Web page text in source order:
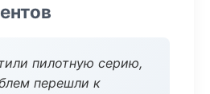
пилотную серию,
перешли к